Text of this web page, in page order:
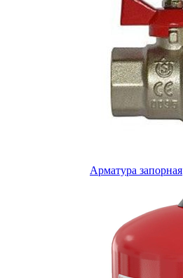
Арматура запорная